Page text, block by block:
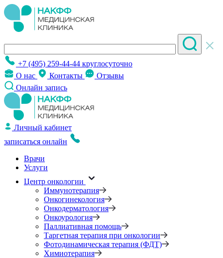
+7 (495) 259-44-44 круглосуточно
О нас
Контакты
Отзывы
Онлайн запись
Личный кабинет
записаться онлайн
Врачи
Услуги
Центр онкологии
Иммунотерапия
Онкогинекология
Онкодерматология
Онкоурология
Паллиативная помощь
Таргетная терапия при онкологии
Фотодинамическая терапия (ФДТ)
Химиотерапия